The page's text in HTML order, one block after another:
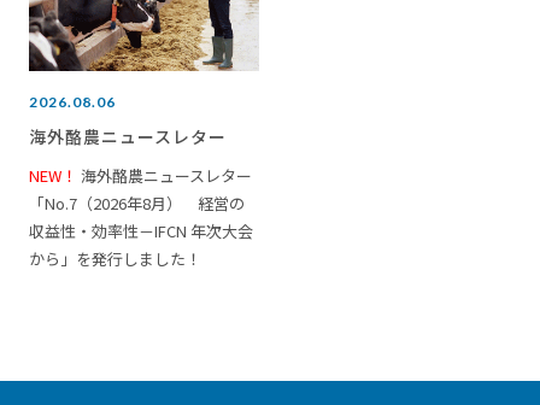
2026.08.06
海外酪農ニュースレター
NEW！ 海外酪農ニュースレター
「No.7（2026年8月） 経営の
収益性・効率性－IFCN 年次大会
から」を発行しました！